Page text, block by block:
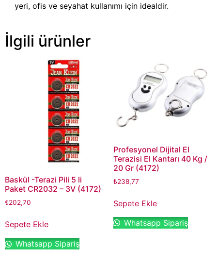
yeri, ofis ve seyahat kullanımı için idealdir.
İlgili ürünler
Baskül -Terazi Pili 5 li
Paket CR2032 – 3V (4172)
₺202,70
Sepete Ekle
Whatsapp Sipariş
Profesyonel Dijital El
Terazisi El Kantarı 40 Kg /
20 Gr (4172)
₺238,77
Sepete Ekle
Whatsapp Sipariş